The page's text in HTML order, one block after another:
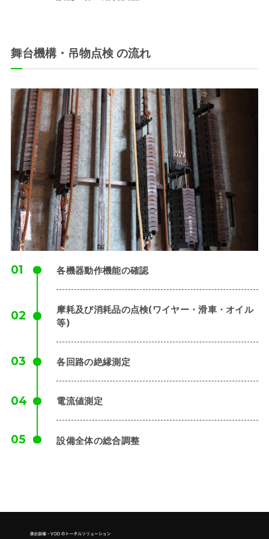
舞台機構・吊物点検 の流れ
各機器動作機能の確認
摩耗及び消耗品の点検(ワイヤー・滑車・オイル
等)
各回路の絶縁測定
電流値測定
設備全体の総合調整